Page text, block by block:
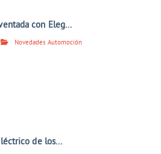
con Eleg...
Novedades Automoción
de los...